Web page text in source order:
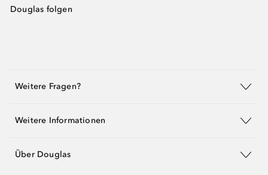
Douglas folgen
Weitere Fragen?
Weitere Informationen
Über Douglas